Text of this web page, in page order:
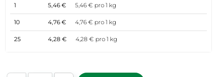
1 5,46 € 5,46 € pro 1 kg
10 4,76 € 4,76 € pro 1 kg
25 4,28 € 4,28 € pro 1 kg